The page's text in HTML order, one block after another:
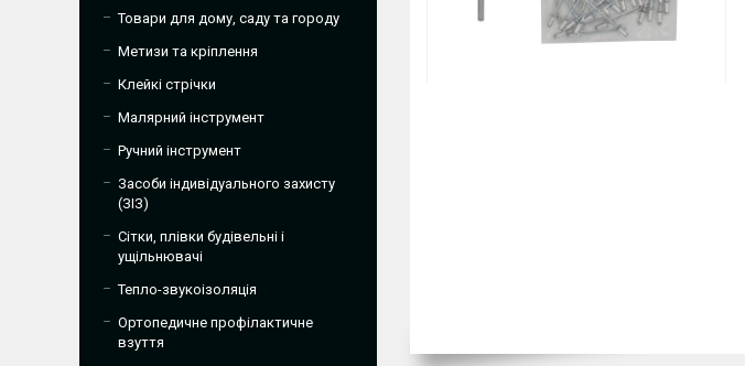
Товари для дому, саду та городу
Метизи та кріплення
Клейкі стрічки
Малярний інструмент
Ручний інструмент
Засоби індивідуального захисту
(ЗІЗ)
Сітки, плівки будівельні і
ущільнювачі
Тепло-звукоізоляція
Ортопедичне профілактичне
взуття